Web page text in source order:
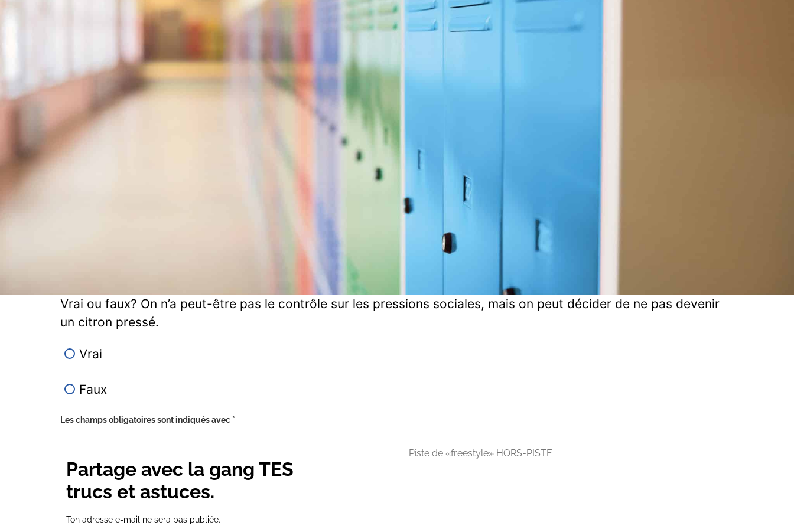
Vrai ou faux? On n’a peut-être pas le contrôle sur les pressions sociales, mais on peut décider de ne pas devenir
un citron pressé.
Vrai
Faux
Les champs obligatoires sont indiqués avec *
Partage avec la gang TES
trucs et astuces.